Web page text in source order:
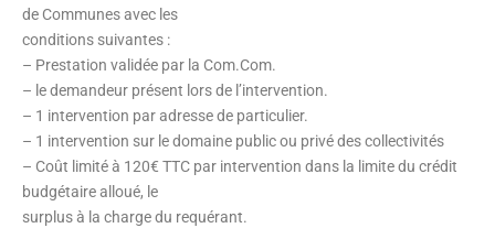
de Communes avec les
conditions suivantes :
– Prestation validée par la Com.Com.
– le demandeur présent lors de l’intervention.
– 1 intervention par adresse de particulier.
– 1 intervention sur le domaine public ou privé des collectivités
– Coût limité à 120€ TTC par intervention dans la limite du crédit
budgétaire alloué, le
surplus à la charge du requérant.